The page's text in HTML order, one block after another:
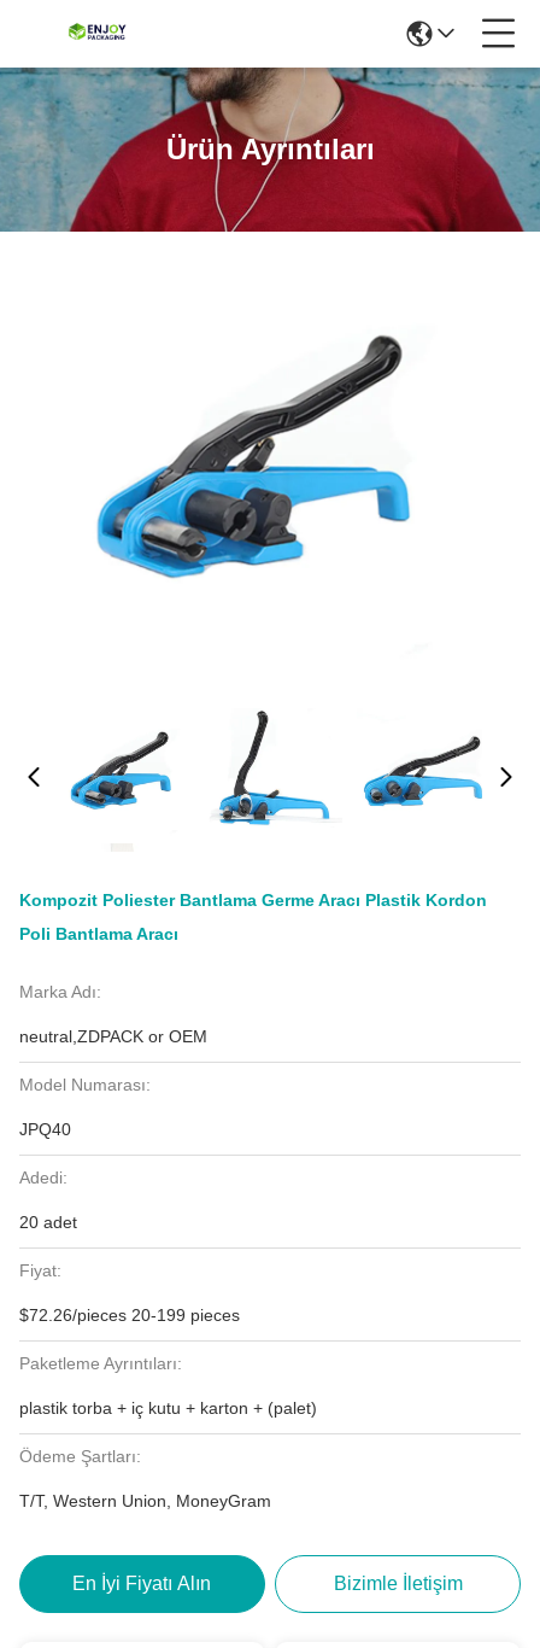
Ürün Ayrıntıları
Kompozit Poliester Bantlama Germe Aracı Plastik Kordon
Poli Bantlama Aracı
Marka Adı:
neutral,ZDPACK or OEM
Model Numarası:
JPQ40
Adedi:
20 adet
Fiyat:
$72.26/pieces 20-199 pieces
Paketleme Ayrıntıları:
plastik torba + iç kutu + karton + (palet)
Ödeme Şartları:
T/T, Western Union, MoneyGram
En İyi Fiyatı Alın Bizimle İletişim